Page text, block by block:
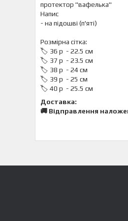
протектор "вафелька"
Напис
- на підошві (п'яті)
Розмірна сітка:
🏷️ 36 р - 22.5 см
🏷️ 37 р - 23.5 см
🏷️ 38 р - 24 см
🏷️ 39 р - 25 см
🏷️ 40 р - 25.5 см
Доставка:
🚚 Відправлення